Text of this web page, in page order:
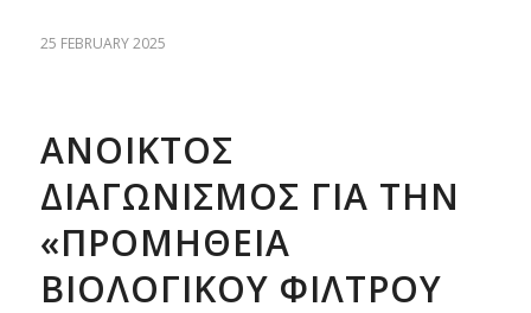
25 FEBRUARY 2025
ΑΝΟΙΚΤΟΣ
ΔΙΑΓΩΝΙΣΜΟΣ ΓΙΑ ΤΗΝ
«ΠΡΟΜΗΘΕΙΑ
ΒΙΟΛΟΓΙΚΟΥ ΦΙΛΤΡΟΥ